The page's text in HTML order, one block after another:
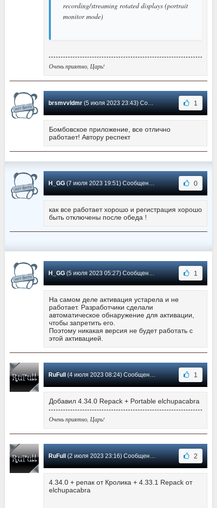
recording/streaming rotated displays (portrait
monitor mode)
Очень приятно, Царь!
brsmvvldmr(5 июля 2023 23:43) Сообщение #1168 1
Бомбовское приложение, все отлично
работает! Автору респект
H_GG(7 июля 2023 19:51) Сообщение #1167 0
как все работает хорошо и регистрация хорошо
быть отключены после обеда !
H_GG(5 июля 2023 05:27) Сообщение #1166 1
На самом деле активация устарела и не
работает. Разработчики сделали
автоматическое обнаружение для активации,
чтобы запретить его.
Поэтому никакая версия не будет работать с
этой активацией.
RuFull(4 июля 2023 08:24) Сообщение #1165 1
Добавил 4.34.0 Repack + Portable elchupacabra
Очень приятно, Царь!
RuFull(2 июля 2023 23:16) Сообщение #1164 2
4.34.0 + репак от Кролика + 4.33.1 Repack от
elchupacabra